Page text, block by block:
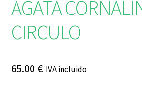
ÁGATA
CIRCULO
65.00 € IVA incluido